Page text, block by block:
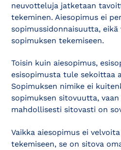
neuvotteluja jatketaan
tekeminen. Aiesopimus ei
sopimussidonnaisuutta,
sopimuksen tekemiseen.
Toisin kuin aiesopimus,
esisopimusta tule sekoittaa
Sopimuksen nimike ei
sopimuksen sitovuutta,
mahdollisesti sitovasti on
Vaikka aiesopimus ei
tekemiseen, se on sitova